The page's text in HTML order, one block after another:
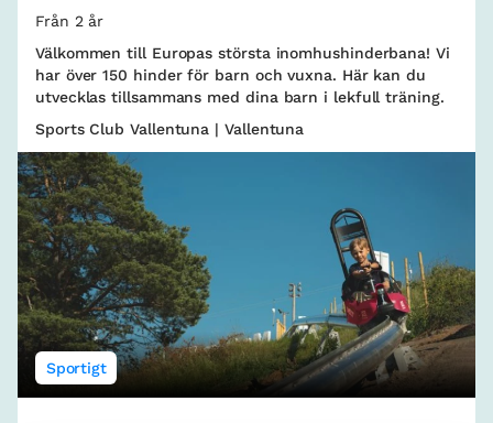
Från 2 år
Välkommen till Europas största inomhushinderbana! Vi
har över 150 hinder för barn och vuxna. Här kan du
utvecklas tillsammans med dina barn i lekfull träning.
Sports Club Vallentuna | Vallentuna
Sportigt